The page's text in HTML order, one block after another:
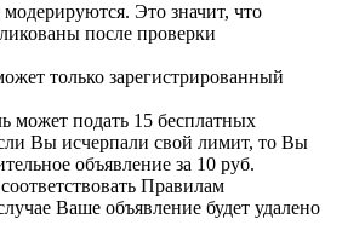
Это значит, что
после проверки
только зарегистрированный
может подать 15 бесплатных
Вы исчерпали свой лимит, то Вы
объявление за 10 руб.
Правилам
Ваше объявление будет удалено